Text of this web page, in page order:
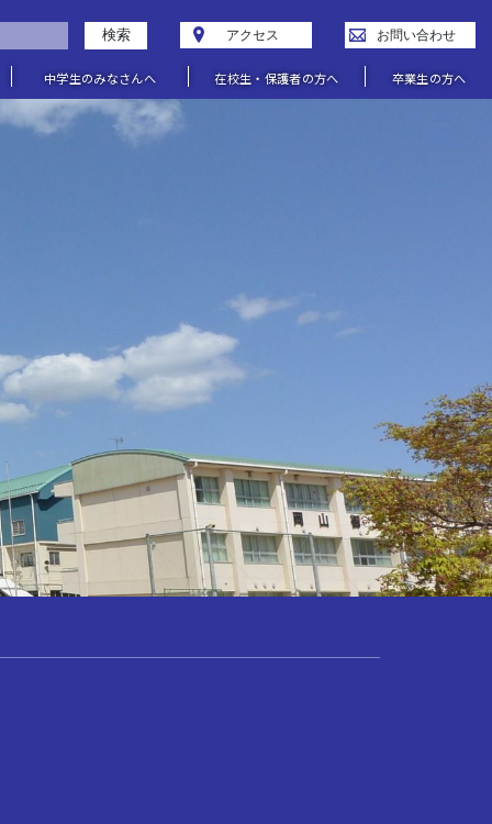
検索 アクセス お問い合わせ
中学生のみなさんへ 在校生・保護者の方へ 卒業生の方へ